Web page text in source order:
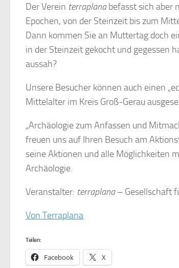
Der Verein terraplanabefasst sich aber
Epochen, von der Steinzeit bis zum
Dann kommen Sie an Muttertag doch
in der Steinzeit gekocht und gegessen
aussah?
Unsere Besucher können auch einen
Mittelalter im Kreis Groß-Gerau
„Archäologie zum Anfassen und
freuen uns auf Ihren Besuch am
seine Aktionen und alle Möglichkeiten
Archäologie.
Veranstalter: terraplana– Gesellschaft
Von Terraplana
Teilen:
Facebook X